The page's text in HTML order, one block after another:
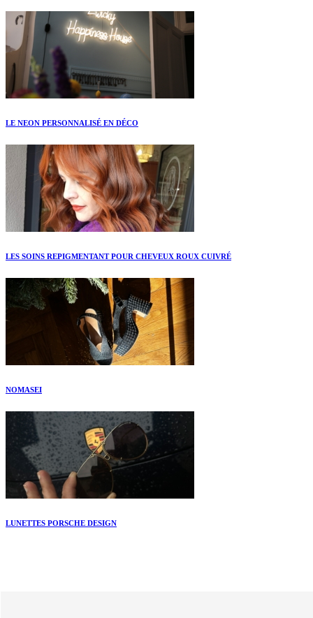
LE NEON PERSONNALISÉ EN DÉCO
LES SOINS REPIGMENTANT POUR CHEVEUX ROUX CUIVRÉ
NOMASEI
LUNETTES PORSCHE DESIGN